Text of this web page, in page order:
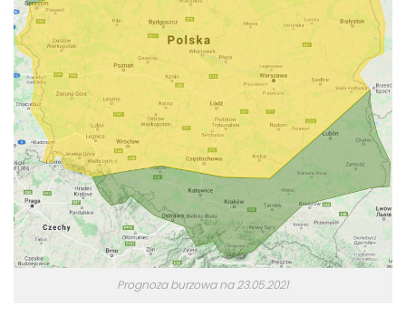
Prognoza burzowa na 23.05.2021